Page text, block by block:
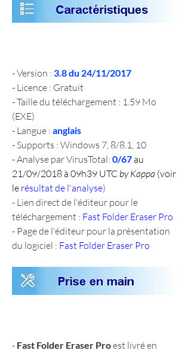
- Version : 3.8 du 24/11/2017
- Licence : Gratuit
- Taille du téléchargement : 1.59 Mo
(EXE)
- Langue : anglais
- Supports : Windows 7, 8/8.1, 10
- Analyse par VirusTotal: 0/67 au
21/09/2018 à 09h39 UTC by Kappa (voir
le résultat de l'analyse)
- Lien direct de l'éditeur pour le
téléchargement : Fast Folder Eraser Pro
- Page de l'éditeur pour la présentation
du logiciel : Fast Folder Eraser Pro
- Fast Folder Eraser Pro est livré en